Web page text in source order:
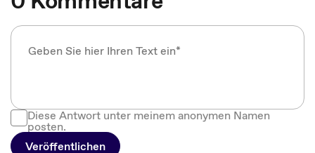
Diese Antwort unter meinem anonymen Namen
posten.
Veröffentlichen